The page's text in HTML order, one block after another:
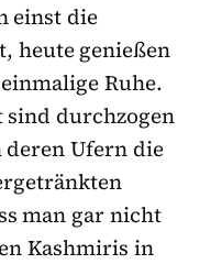
einst die
heute genießen
Ruhe.
sind durchzogen
deren Ufern die
man gar nicht
Kashmiris in